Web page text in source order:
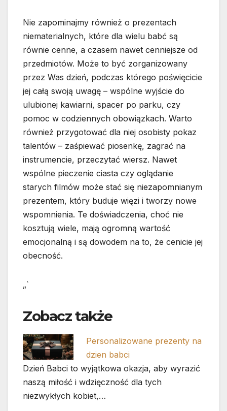
Nie zapominajmy również o prezentach
niematerialnych, które dla wielu babć są
równie cenne, a czasem nawet cenniejsze od
przedmiotów. Może to być zorganizowany
przez Was dzień, podczas którego poświęcicie
jej całą swoją uwagę – wspólne wyjście do
ulubionej kawiarni, spacer po parku, czy
pomoc w codziennych obowiązkach. Warto
również przygotować dla niej osobisty pokaz
talentów – zaśpiewać piosenkę, zagrać na
instrumencie, przeczytać wiersz. Nawet
wspólne pieczenie ciasta czy oglądanie
starych filmów może stać się niezapomnianym
prezentem, który buduje więzi i tworzy nowe
wspomnienia. Te doświadczenia, choć nie
kosztują wiele, mają ogromną wartość
emocjonalną i są dowodem na to, że cenicie jej
obecność.
„`
Zobacz także
Personalizowane prezenty na
dzien babci
Dzień Babci to wyjątkowa okazja, aby wyrazić
naszą miłość i wdzięczność dla tych
niezwykłych kobiet,…